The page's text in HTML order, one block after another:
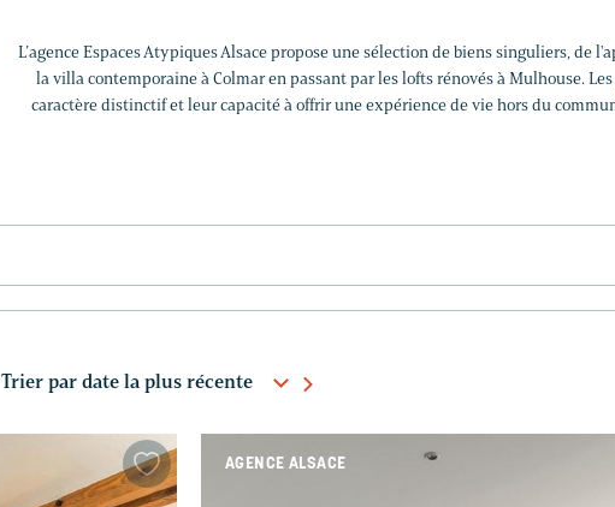
L’agence Espaces Atypiques Alsace propose une sélection de biens singuliers, de
la villa contemporaine à Colmar en passant par les lofts rénovés à Mulhouse.
caractère distinctif et leur capacité à offrir une expérience de vie hors du
AGENCE ALSACE